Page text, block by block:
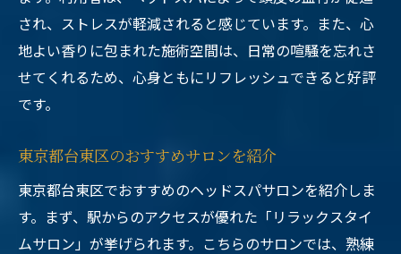
され、ストレスが軽減されると感じています。また、心
地よい香りに包まれた施術空間は、日常の喧騒を忘れさ
せてくれるため、心身ともにリフレッシュできると好評
です。
東京都台東区のおすすめサロンを紹介
東京都台東区でおすすめのヘッドスパサロンを紹介しま
す。まず、駅からのアクセスが優れた「リラックスタイ
ムサロン」が挙げられます。こちらのサロンでは、熟練